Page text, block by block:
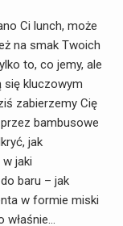
Ci lunch, może
na smak Twoich
to, co jemy, ale
się kluczowym
zabierzemy Cię
bambusowe
jak
jaki
baru – jak
w formie miski
właśnie…